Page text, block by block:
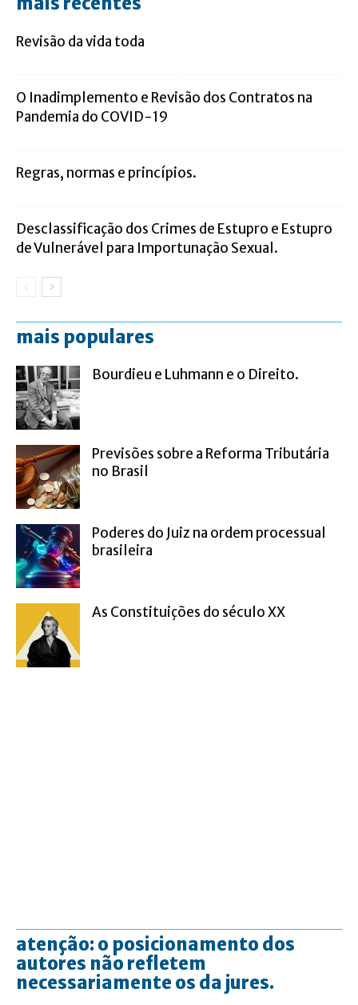
Revisão da vida toda
O Inadimplemento e Revisão dos Contratos na
Pandemia do COVID-19
Regras, normas e princípios.
Desclassificação dos Crimes de Estupro e Estupro
de Vulnerável para Importunação Sexual.
mais populares
Bourdieu e Luhmann e o Direito.
Previsões sobre a Reforma Tributária
no Brasil
Poderes do Juiz na ordem processual
brasileira
As Constituições do século XX
atenção: o posicionamento dos
autores não refletem
necessariamente os da jures.